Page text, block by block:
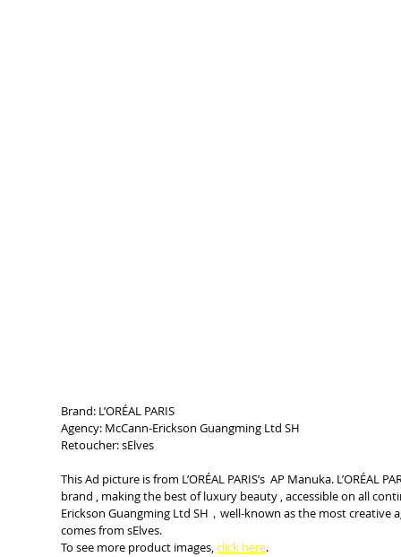
Brand: L’ORÉAL PARIS
Agency: McCann-Erickson Guangming Ltd SH
Retoucher: sElves
This Ad picture is from L’ORÉAL PARIS’s  AP Manuka. L’ORÉAL
brand , making the best of luxury beauty , accessible on all
Erickson Guangming Ltd SH，well-known as the most creative
comes from sElves.
To see more product images, click here.